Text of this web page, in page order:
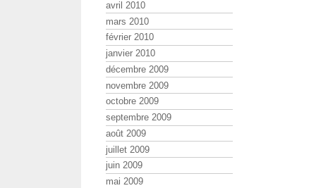
avril 2010
mars 2010
février 2010
janvier 2010
décembre 2009
novembre 2009
octobre 2009
septembre 2009
août 2009
juillet 2009
juin 2009
mai 2009